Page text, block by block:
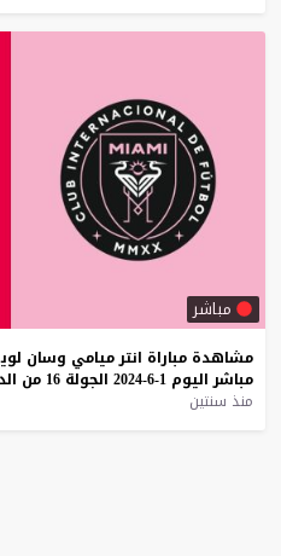
مباشر
مشاهدة مباراة انترميامي وسان
مباشر اليوم 1-6-2024 الجولة 16 من
منذ سنتين